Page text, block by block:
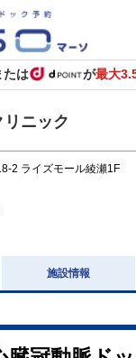
たは が最大
ニック
2 ライズモール綾瀬1F
施設情報